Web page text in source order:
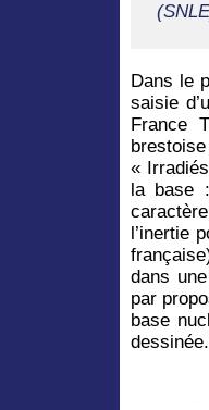
Dans le
saisie
France
«
la base
l’inertie
dans
par
base